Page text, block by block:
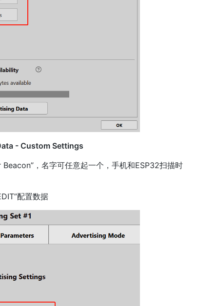
- Custom Settings
，名字可任意起一个，手机和ESP32扫描时
配置数据